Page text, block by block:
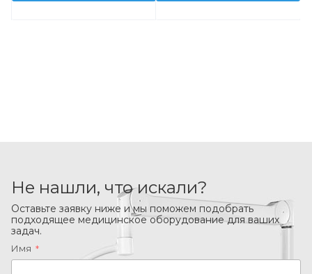
Не нашли, что искали?
Оставьте заявку ниже и мы поможем подобрать
подходящее медицинское оборудование для ваших
задач.
Имя *